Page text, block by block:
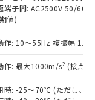
端子間: AC2500V 50/
値)
作: 10～55Hz 複振幅
作: 最大1000m/s2 (接点
時: -25～70℃ (ただし、氷
結果は、
社内デー
あり、閲
および標
ことをご
格はお客
。
以下、 カド
ビフェニル
ルエーテル類
チルヘキシ
タル酸ブチ
酸ジブチル
門へお問
Cd(カドミウ
臭化ビフェ
ェニルエーテ
る商品
を輸出
は、日本
務取引許
手続きを
合は、完